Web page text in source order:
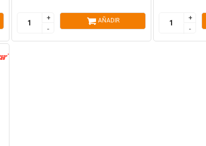
+
-
+
-
AÑADIR
+
-
+
-